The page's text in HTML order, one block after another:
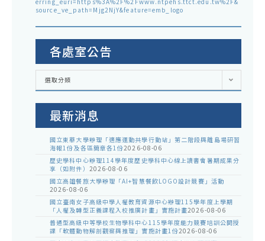
source_ve_path=Mjg2NjY&feature=emb_logo
各處室公告
各
室
選取分類
最新消息
國立東華大學辦理「適應運動共學行動站」第二階段與離島場研習
海報1份及各區簡章各1份2026-08-06
歷史學科中心辦理114學年度歷史學科中心線上讀書會暑期成果分
享（如附件） 2026-08-06
國立高雄餐旅大學辦理「AI+智慧餐飲LOGO設計競賽」活動
2026-08-06
國立臺南女子高級中學人權教育資源中心辦理115學年度上學期
「人權及轉型正義課程入校推廣計畫」實施計畫2026-08-06
普通型高級中等學校生物學科中心115學年度能力競賽培訓公開授
課「軟體動物解剖觀察與推理」實施計畫1份2026-08-06